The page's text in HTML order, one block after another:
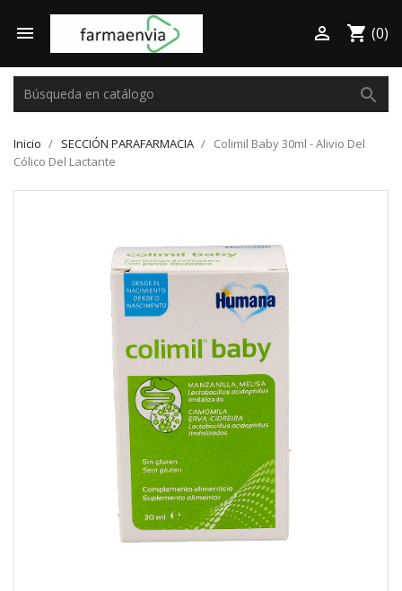
 shopping_cart (0)

search
Inicio SECCIÓN PARAFARMACIA
Colimil Baby 30ml - Alivio Del
Cólico Del Lactante